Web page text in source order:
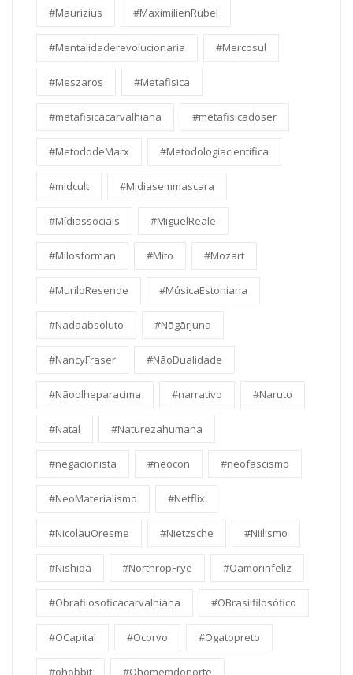
#Maurizius #MaximilienRubel
#Mentalidaderevolucionaria #Mercosul
#Meszaros #Metafisica
#metafisicacarvalhiana #metafisicadoser
#MetododeMarx #Metodologiacientifica
#midcult #Midiasemmascara
#Mídiassociais #MiguelReale
#Milosforman #Mito #Mozart
#MuriloResende #MúsicaEstoniana
#Nadaabsoluto #Nāgārjuna
#NancyFraser #NãoDualidade
#Nãoolheparacima #narrativo #Naruto
#Natal #Naturezahumana
#negacionista #neocon #neofascismo
#NeoMaterialismo #Netflix
#NicolauOresme #Nietzsche #Niilismo
#Nishida #NorthropFrye #Oamorinfeliz
#Obrafilosoficacarvalhiana #OBrasilfilosófico
#OCapital #Ocorvo #Ogatopreto
#ohobbit #Ohomemdonorte